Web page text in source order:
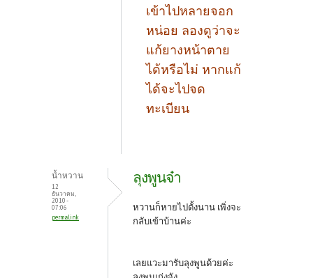
เข้าไปหลายจอก
หน่อย ลองดูว่าจะ
แก้ยางหน้าตาย
ได้หรือไม่ หากแก้
ได้จะไปจด
ทะเบียน
น้ำหวาน
12
ธันวาคม,
2010 -
07:06
permalink
ลุงพูนจ๋า
หวานก็หายไปตั้งนาน เพิ่งจะ
กลับเข้าบ้านค่ะ
เลยแวะมารับลุงพูนด้วยค่ะ